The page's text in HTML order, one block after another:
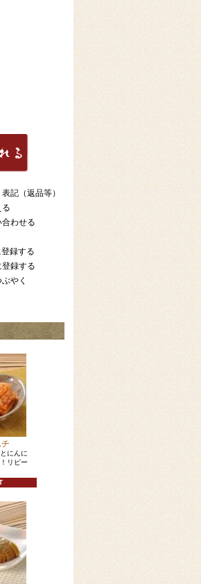
記（返品等）
る
わせる
録する
録する
やく
にんに
リピー